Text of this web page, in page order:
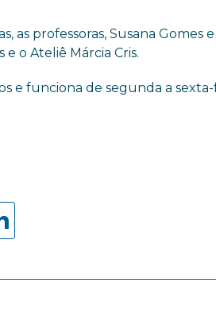
professoras, Susana Gomes
o Ateliê Márcia Cris.
e funciona de segunda a sexta-